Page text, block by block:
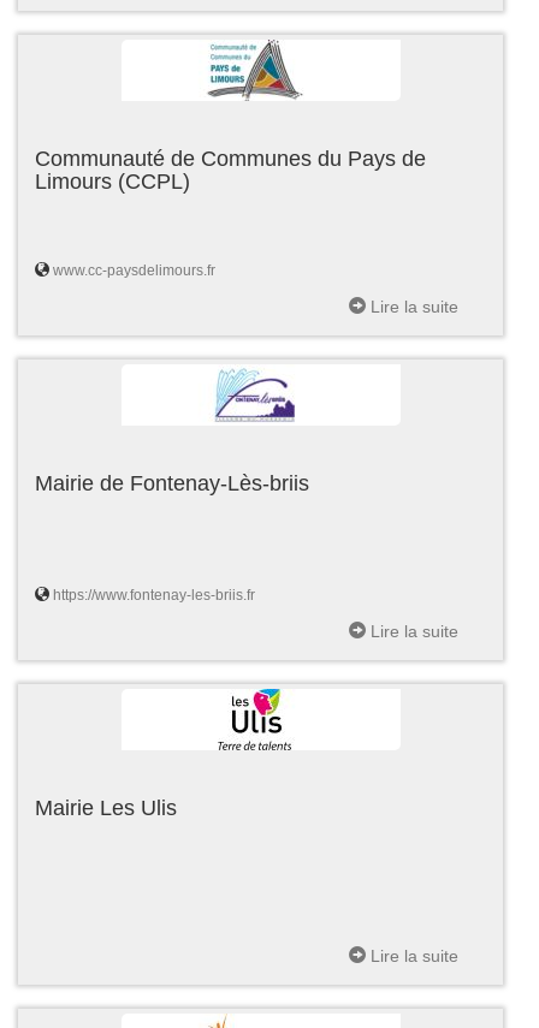
Communauté de Communes du Pays de
Limours (CCPL)
www.cc-paysdelimours.fr
Lire la suite
Mairie de Fontenay-Lès-briis
https://www.fontenay-les-briis.fr
Lire la suite
Mairie Les Ulis
Lire la suite